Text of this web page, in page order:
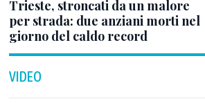
Trieste, stroncati da un malore
per strada: due anziani morti nel
giorno del caldo record
VIDEO